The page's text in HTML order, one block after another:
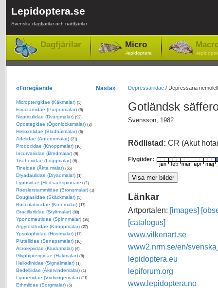
Lepidoptera.se
Svenska dagfjärilar och nattfjärilar
Dagfjärilar Micro
-lepidoptera -
Depressariidae/ Depressaria
Gotländsk
Svensson, 1982
Rödlistad: CR (Akut
Flygtider:
Länkar
Artportalen: [images]
[catalogus]
www.vilkenart.se
www2.nrm.se/en/
lepidoptera.eu
lepiforum.org
www.lepidoptera.no
«Föregående Nästa»
Micropterigidae (Käkmalar) (5)
Eriocraniidae (Purpurmalar) (8)
Nepticulidae (Dvärgmalar) (92)
Opostegidae (Ögonlocksmalar) (3)
Heliozelidae (Bladhålmalar) (5)
Adelidae (Antennmalar) (21)
Prodoxidae (Knoppmalar) (10)
Incurvariidae (Bredmalar) (9)
Tischeriidae (Luggmalar) (6)
Tineidae (Äkta malar) (55)
Dryadaulidae (Dryadmalar) (1)
Lypusidae (Hedsäckspinnare) (1)
Roeslerstammiidae (Bronsmalar) (1)
Douglasiidae (Skäckmalar) (5)
Bucculatricidae (Kronmalar) (17)
Gracillariidae (Styltmalar) (90)
Yponomeutidae (Spinnmalar) (30)
Argyresthiidae (Knoppmalar) (27)
Ypsolophidae (Höstmalar) (17)
Plutellidae (Senapsmalar) (10)
Acrolepiidae (Kluddmalar) (6)
Glyphipterigidae (Hakmalar) (8)
Heliodinidae (Signalmalar) (1)
Bedelliidae (Åkervindemalar) (1)
Lyonetiidae (Vridvingemalar) (11)
Ethmiidae (Sorgmalar) (6)